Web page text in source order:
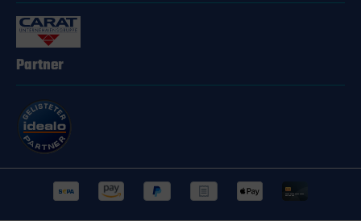
mitnehmen möchten Gelegenheitsradler, die eine
praktische Lagerungsmöglichkeit für die Off-
Anwendungsmöglichkeiten Die UEBLER F14
Transporttasche ist nicht nur ein Schutz für deinen
Kupplungsträger; sie ist ein multifunktionales
Zubehör, das in verschiedensten Szenarien
brilliert: Sportliche Abenteuer: Dein
Kupplungsträger bleibt während des Transports
zu deinem nächsten Radevent sicher geschützt.
Familiencamping: Keine Sorgen mehr um die
sichere Aufbewahrung der Fahrradausrüstung.
Alles ist in dieser Tasche bestens aufgehoben.
Partner